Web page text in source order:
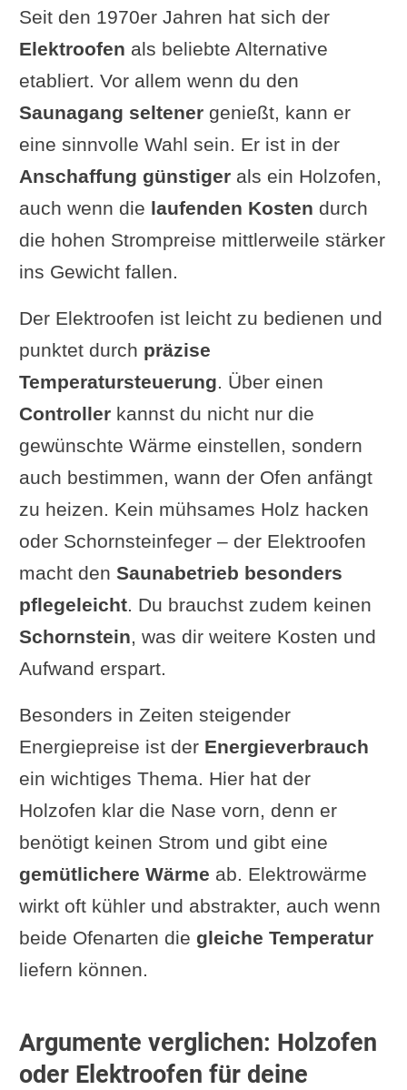
Seit den 1970er Jahren hat sich der
Elektroofen als beliebte Alternative
etabliert. Vor allem wenn du den
Saunagang seltenergenießt, kann er
eine sinnvolle Wahl sein. Er ist in der
Anschaffung günstigerals ein Holzofen,
auch wenn die laufenden Kosten durch
die hohen Strompreise mittlerweile stärker
ins Gewicht fallen.
Der Elektroofen ist leicht zu bedienen und
punktet durch präzise
Temperatursteuerung. Über einen
Controllerkannst du nicht nur die
gewünschte Wärme einstellen, sondern
auch bestimmen, wann der Ofen anfängt
zu heizen. Kein mühsames Holz hacken
oder Schornsteinfeger – der Elektroofen
macht den Saunabetrieb besonders
pflegeleicht. Du brauchst zudem keinen
Schornstein, was dir weitere Kosten und
Aufwand erspart.
Besonders in Zeiten steigender
Energiepreise ist der Energieverbrauch
ein wichtiges Thema. Hier hat der
Holzofen klar die Nase vorn, denn er
benötigt keinen Strom und gibt eine
gemütlichere Wärme ab. Elektrowärme
wirkt oft kühler und abstrakter, auch wenn
beide Ofenarten die gleiche Temperatur
liefern können.
Argumente verglichen: Holzofen
oder Elektroofen für deine